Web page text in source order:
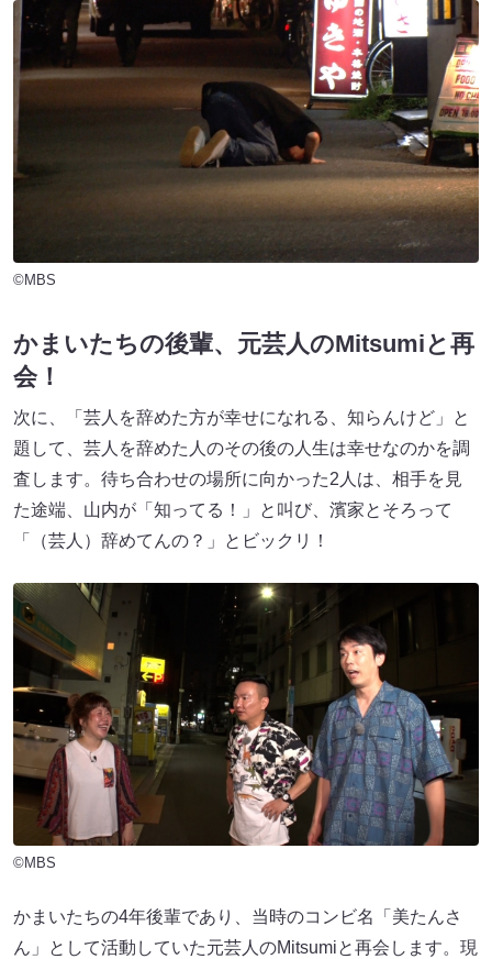
©MBS
かまいたちの後輩、元芸人のMitsumiと再
会！
次に、「芸人を辞めた方が幸せになれる、知らんけど」と
題して、芸人を辞めた人のその後の人生は幸せなのかを調
査します。待ち合わせの場所に向かった2人は、相手を見
た途端、山内が「知ってる！」と叫び、濱家とそろって
「（芸人）辞めてんの？」とビックリ！
©MBS
かまいたちの4年後輩であり、当時のコンビ名「美たんさ
ん」として活動していた元芸人のMitsumiと再会します。現